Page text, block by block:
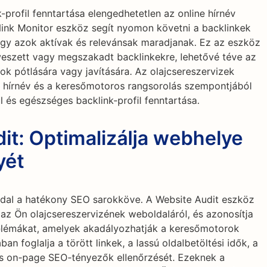
profil fenntartása elengedhetetlen az online hírnév
Monitor eszköz segít nyomon követni a backlinkek
azok aktívak és relevánsak maradjanak. Ez az eszköz
vagy megszakadt backlinkekre, lehetővé téve az
pótlására vagy javítására. Az olajcsereszervizek
és a keresőmotoros rangsorolás szempontjából
és egészséges backlink-profil fenntartása.
Optimalizálja webhelye
a hatékony SEO sarokköve. A Website Audit eszköz
Ön olajcsereszervizének weboldaláról, és azonosítja
amelyek akadályozhatják a keresőmotorok
foglalja a törött linkek, a lassú oldalbetöltési idők, a
on-page SEO-tényezők ellenőrzését. Ezeknek a